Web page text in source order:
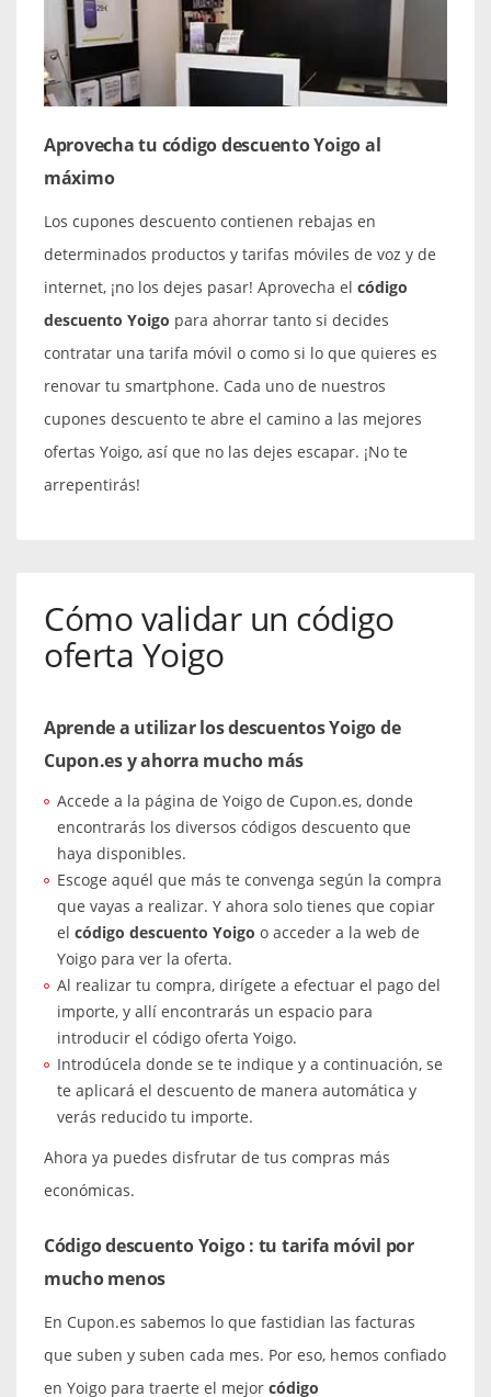
Aprovecha tu código descuento Yoigo al
máximo
Los cupones descuento contienen rebajas en
determinados productos y tarifas móviles de voz y de
internet, ¡no los dejes pasar! Aprovecha el código
descuento Yoigo para ahorrar tanto si decides
contratar una tarifa móvil o como si lo que quieres es
renovar tu smartphone. Cada uno de nuestros
cupones descuento te abre el camino a las mejores
ofertas Yoigo, así que no las dejes escapar. ¡No te
arrepentirás!
Cómo validar un código
oferta Yoigo
Aprende a utilizar los descuentos Yoigo de
Cupon.es y ahorra mucho más
Accede a la página de Yoigo de Cupon.es, donde
encontrarás los diversos códigos descuento que
haya disponibles.
Escoge aquél que más te convenga según la compra
que vayas a realizar. Y ahora solo tienes que copiar
el código descuento Yoigo o acceder a la web de
Yoigo para ver la oferta.
Al realizar tu compra, dirígete a efectuar el pago del
importe, y allí encontrarás un espacio para
introducir el código oferta Yoigo.
Introdúcela donde se te indique y a continuación, se
te aplicará el descuento de manera automática y
verás reducido tu importe.
Ahora ya puedes disfrutar de tus compras más
económicas.
Código descuento Yoigo : tu tarifa móvil por
mucho menos
En Cupon.es sabemos lo que fastidian las facturas
que suben y suben cada mes. Por eso, hemos confiado
en Yoigo para traerte el mejor código